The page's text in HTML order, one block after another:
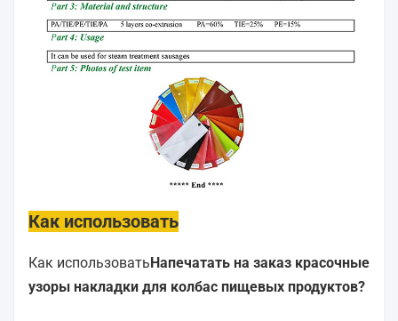
Как использовать
Как использовать Напечатать на заказ красочные
узоры накладки для колбас пищевых продуктов?